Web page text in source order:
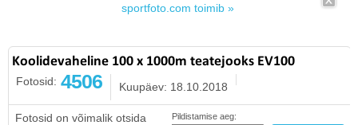
sportfoto.com toimib »
Koolidevaheline 100 x 1000m teatejooks EV100
Fotosid: 4506 Kuupäev: 18.10.2018
Fotosid on võimalik otsida
Pildistamise aeg: